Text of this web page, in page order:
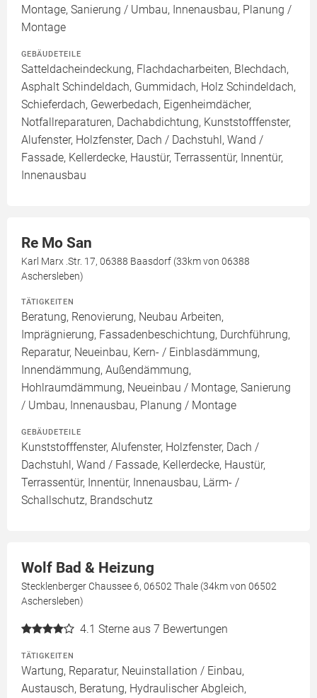
Montage, Sanierung / Umbau, Innenausbau, Planung /
Montage
GEBÄUDETEILE
Satteldacheindeckung, Flachdacharbeiten, Blechdach,
Asphalt Schindeldach, Gummidach, Holz Schindeldach,
Schieferdach, Gewerbedach, Eigenheimdächer,
Notfallreparaturen, Dachabdichtung, Kunststofffenster,
Alufenster, Holzfenster, Dach / Dachstuhl, Wand /
Fassade, Kellerdecke, Haustür, Terrassentür, Innentür,
Innenausbau
Re Mo San
Karl Marx .Str. 17, 06388 Baasdorf (33km von 06388
Aschersleben)
TÄTIGKEITEN
Beratung, Renovierung, Neubau Arbeiten,
Imprägnierung, Fassadenbeschichtung, Durchführung,
Reparatur, Neueinbau, Kern- / Einblasdämmung,
Innendämmung, Außendämmung,
Hohlraumdämmung, Neueinbau / Montage, Sanierung
/ Umbau, Innenausbau, Planung / Montage
GEBÄUDETEILE
Kunststofffenster, Alufenster, Holzfenster, Dach /
Dachstuhl, Wand / Fassade, Kellerdecke, Haustür,
Terrassentür, Innentür, Innenausbau, Lärm- /
Schallschutz, Brandschutz
Wolf Bad & Heizung
Stecklenberger Chaussee 6, 06502 Thale (34km von 06502
Aschersleben)
4.1 Sterne aus 7 Bewertungen
TÄTIGKEITEN
Wartung, Reparatur, Neuinstallation / Einbau,
Austausch, Beratung, Hydraulischer Abgleich,